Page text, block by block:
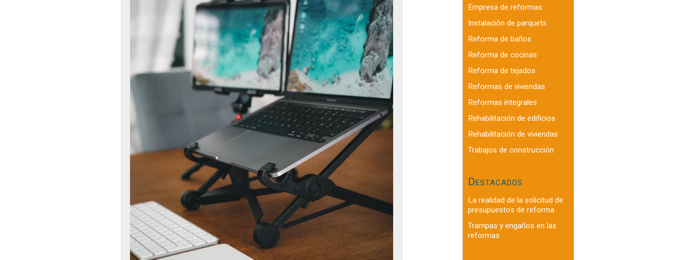
Empresa de reformas
Instalación de parquets
Reforma de baños
Reforma de cocinas
Reforma de tejados
Reformas de viviendas
Reformas integrales
Rehabilitación de edificios
Rehabilitación de viviendas
Trabajos de construcción
Destacados
La realidad de la solicitud de
presupuestos de reforma
Trampas y engaños en las
reformas